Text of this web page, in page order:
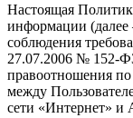
Настоящая
информации (далее
соблюдения
27.07.2006 № 152-
правоотношения
между
сети «Интернет» и